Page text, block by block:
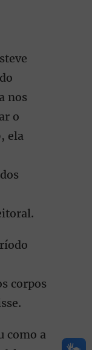
nos
o
ela
corpos
como a